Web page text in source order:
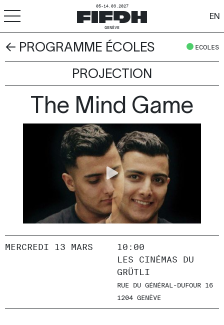
05-14.03.2027
GENÈVE
EN
A A- ACCESSIBILITÉ
Festival
Ressources & Médias
← PROGRAMME ÉCOLES ECOLES
PROJECTION
The Mind Game
MERCREDI 13 MARS
10:00
LES CINÉMAS DU
GRÜTLI
RUE DU GÉNÉRAL-DUFOUR 16
1204 GENÈVE